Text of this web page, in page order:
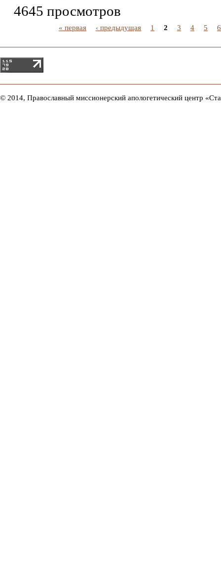
4645 просмотров
« первая ‹ предыдущая 1 2 3 4 5 6
© 2014, Православный миссионерский апологетический центр